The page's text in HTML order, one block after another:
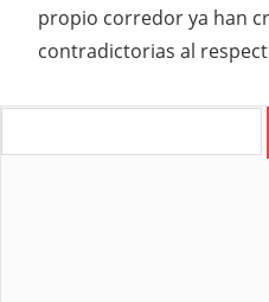
propio corredor ya han
contradictorias al